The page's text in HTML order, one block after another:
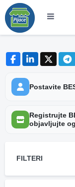
Postavite
Registrujte
objavljujte
FILTERI